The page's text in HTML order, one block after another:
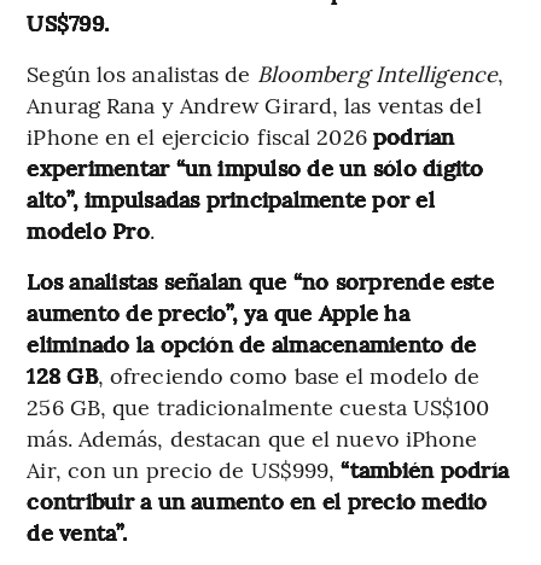
US$799.
Según los analistas de Bloomberg Intelligence,
Anurag Rana y Andrew Girard, las ventas del
iPhone en el ejercicio fiscal 2026 podrían
experimentar “un impulso de un sólo dígito
alto”, impulsadas principalmente por el
modelo Pro.
Los analistas señalan que “no sorprende este
aumento de precio”, ya que Apple ha
eliminado la opción de almacenamiento de
128 GB, ofreciendo como base el modelo de
256 GB, que tradicionalmente cuesta US$100
más. Además, destacan que el nuevo iPhone
Air, con un precio de US$999,“también podría
contribuir a un aumento en el precio medio
de venta”.